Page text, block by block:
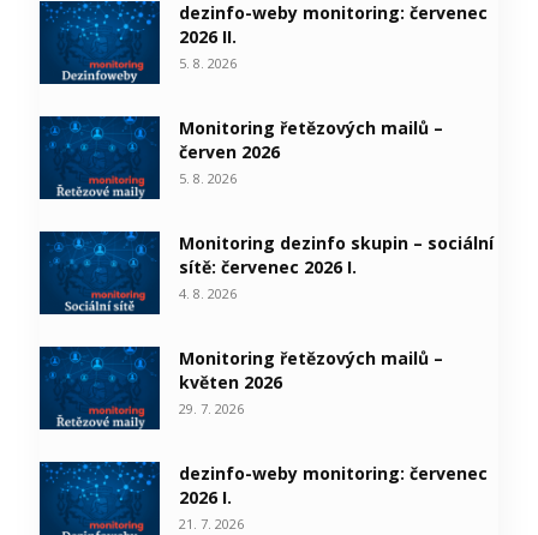
dezinfo-weby monitoring: červenec
2026 II.
5. 8. 2026
Monitoring řetězových mailů –
červen 2026
5. 8. 2026
Monitoring dezinfo skupin – sociální
sítě: červenec 2026 I.
4. 8. 2026
Monitoring řetězových mailů –
květen 2026
29. 7. 2026
dezinfo-weby monitoring: červenec
2026 I.
21. 7. 2026